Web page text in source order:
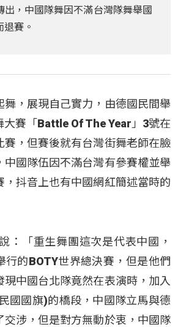
出，中國隊舞因不滿台灣隊舞舉國
賽。
舞，展現自己實力，由德國民間舉
大賽「Battle Of The Year」3號在
賽，但賽後就有台灣街舞老師在臉
中國隊伍因不滿台灣有參賽權並舉
，抖音上也有中國網紅簡述當時的
：「重生舞團這次是代表中國，
行的BOTY世界總決賽，但是他們
現中國台北隊竟然在表演時，加入
國國旗)的橋段，中國隊立馬與德
交涉，但是對方無動於衷，中國隊